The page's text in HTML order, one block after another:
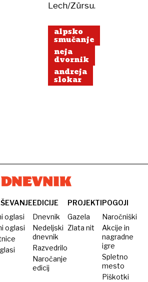
Lech/Zürsu.
alpsko
smučanje
neja
dvornik
andreja
slokar
oglasi
oglasi
EDICIJE
Dnevnik
Nedeljski
dnevnik
Razvedrilo
Naročanje
edicij
PROJEKTI
Gazela
Zlata nit
POGOJI
Naročniški
Akcije in
nagradne
igre
Spletno
mesto
Piškotki